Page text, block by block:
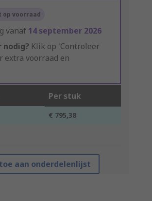
voorraad
vanaf 14 september 2026
Klik op 'Controleer
extra voorraad en
Per stuk
€ 795,38
aan onderdelenlijst